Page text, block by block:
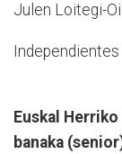
Julen Loitegi-
Independientes
Euskal
banaka